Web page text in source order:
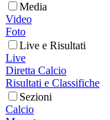
Media
Video
Foto
Live e Risultati
Live
Diretta Calcio
Risultati e Classifiche
Sezioni
Calcio